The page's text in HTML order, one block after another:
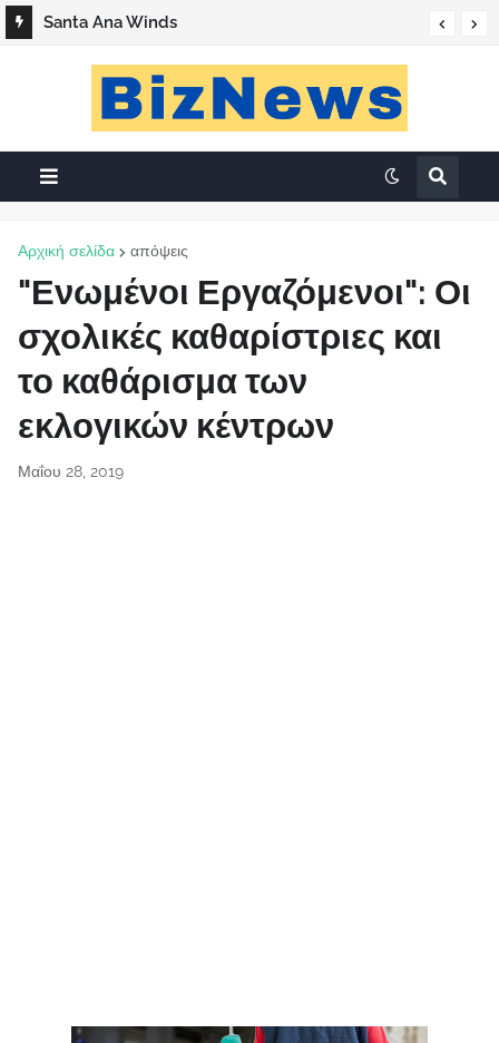
Santa Ana Winds
Αρχική σελίδα απόψεις
"Ενωμένοι Εργαζόμενοι": Οι
σχολικές καθαρίστριες και
το καθάρισμα των
εκλογικών κέντρων
Μαΐου 28, 2019